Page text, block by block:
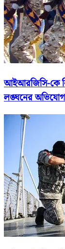
আইআরজিসি-কে
লঙ্ঘনের অভিযোগ